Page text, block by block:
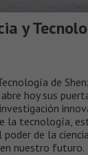
y
de
hoy sus
la tecnología,
de la
nuestro futuro.